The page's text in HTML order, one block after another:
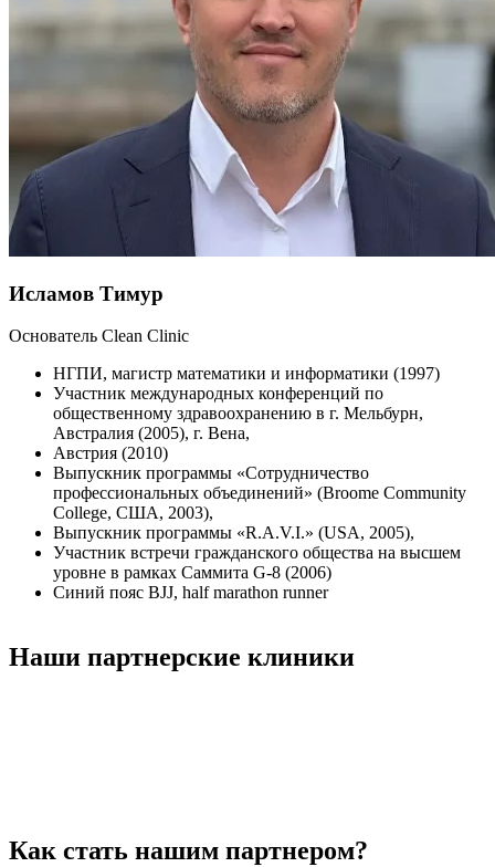
Исламов Тимур
Основатель Clean Clinic
НГПИ, магистр математики и информатики (1997)
Участник международных конференций по
общественному здравоохранению в г. Мельбурн,
Австралия (2005), г. Вена,
Австрия (2010)
Выпускник программы «Сотрудничество
профессиональных объединений» (Broome Community
College, США, 2003),
Выпускник программы «R.A.V.I.» (USA, 2005),
Участник встречи гражданского общества на высшем
уровне в рамках Саммита G-8 (2006)
Синий пояс BJJ, half marathon runner
Наши партнерские клиники
Как стать нашим партнером?